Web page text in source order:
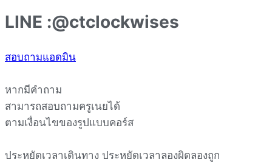
LINE :@ctclockwises
สอบถามแอดมิน
หากมีคำถาม
สามารถสอบถามครูเนยได้
ตามเงื่อนไขของรูปแบบคอร์ส
ประหยัดเวลาเดินทาง ประหยัดเวลาลองผิดลองถูก